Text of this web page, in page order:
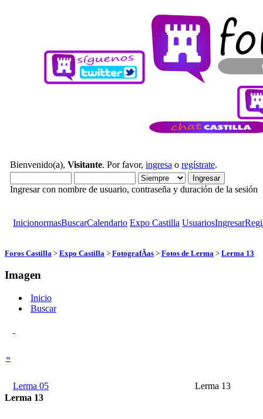
Bienvenido(a), Visitante. Por favor, ingresa o regístrate.
Ingresar con nombre de usuario, contraseña y duración de la sesión
InicionormasBuscarCalendario Expo Castilla UsuariosIngresar
Foros Castilla > Expo Castilla > FotografÃ­as > Fotos de Lerma > Lerma 13
Imagen
Inicio
Buscar
«
Lerma 05
Lerma 13
Lerma 13